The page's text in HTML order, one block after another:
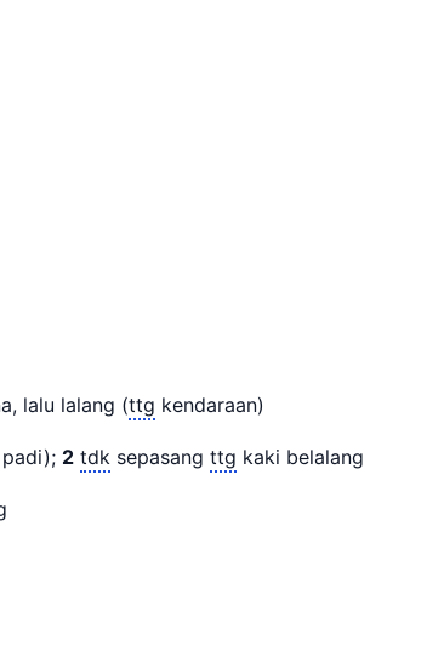
lalu lalang (ttg kendaraan)
padi); 2 tdk sepasang ttg kaki belalang